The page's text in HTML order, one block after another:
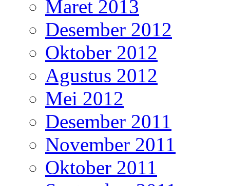
Maret 2013
Desember 2012
Oktober 2012
Agustus 2012
Mei 2012
Desember 2011
November 2011
Oktober 2011